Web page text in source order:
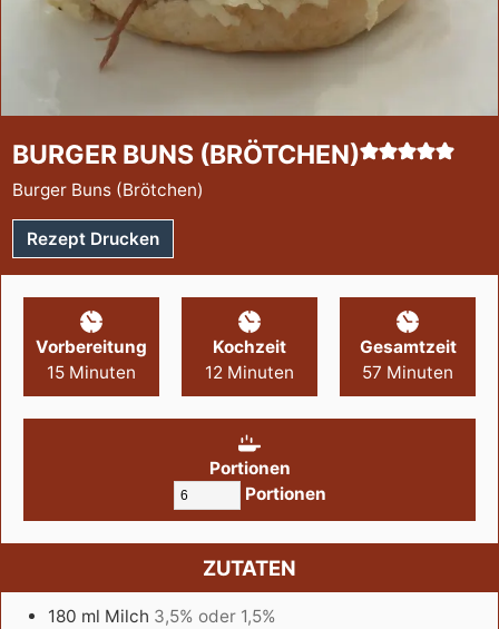
BURGER BUNS (BRÖTCHEN)
Burger Buns (Brötchen)
Rezept Drucken
Vorbereitung
15 Minuten
Kochzeit
12 Minuten
Gesamtzeit
57 Minuten
Portionen
Portionen
ZUTATEN
180 ml Milch 3,5% oder 1,5%